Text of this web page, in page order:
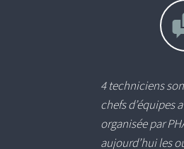
4 techniciens
chefs d’équipes
organisée par
aujourd’hui les